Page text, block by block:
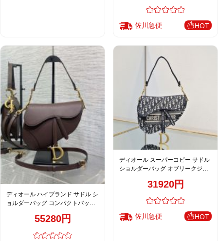
佐川急便 HOT
ディオール ハイブランド サドル シ
ョルダーバッグ コンパクトバッグ
55280円
ディオール スーパーコピー サドル
ショルダーバッグ オブリークジャ
31920円
佐川急便 HOT